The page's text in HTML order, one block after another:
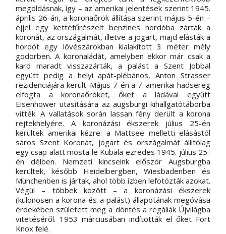
megoldásnak, így – az amerikai jelentések szerint 1945.
április 26-án, a koronaőrök állítása szerint május 5-én –
éjjel egy kettéfűrészelt benzines hordóba zárták a
koronát, az országalmát, illetve a jogart, majd elásták a
hordót egy lövészárokban kialakított 3 méter mély
gödörben. A koronaládát, amelyben ekkor már csak a
kard maradt visszazárták, a palást a Szent Jobbal
együtt pedig a helyi apát-plébános, Anton Strasser
rezidenciájára került. Május 7-én a 7. amerikai hadsereg
elfogta a koronaőröket, őket a ládával együtt
Eisenhower utasítására az augsburgi kihallgatótáborba
vitték. A vallatások során lassan fény derült a korona
rejtekhelyére. A koronázási ékszerek július 25-én
kerültek amerikai kézre: a Mattsee melletti elásástól
sáros Szent Koronát, jogart és országalmát állítólag
egy csap alatt mosta le Kubala ezredes 1945. július 25-
én délben. Nemzeti kincseink először Augsburgba
kerültek, később Heidelbergben, Wiesbadenben és
Münchenben is jártak, ahol több ízben lefotózták azokat.
Végül – többek között – a koronázási ékszerek
(különösen a korona és a palást) állapotának megóvása
érdekében született meg a döntés a regáliák Újvilágba
vitetéséről. 1953 márciusában indították el őket Fort
Knox felé.